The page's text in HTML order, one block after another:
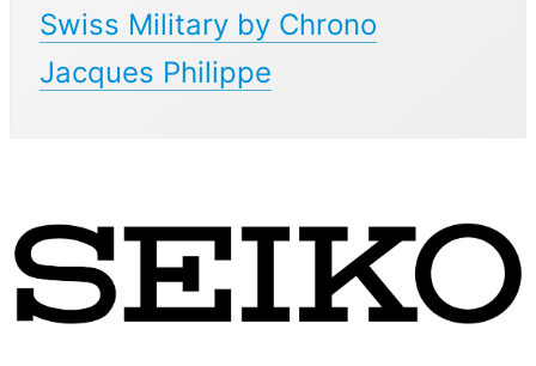
Swiss Military by Chrono
Jacques Philippe